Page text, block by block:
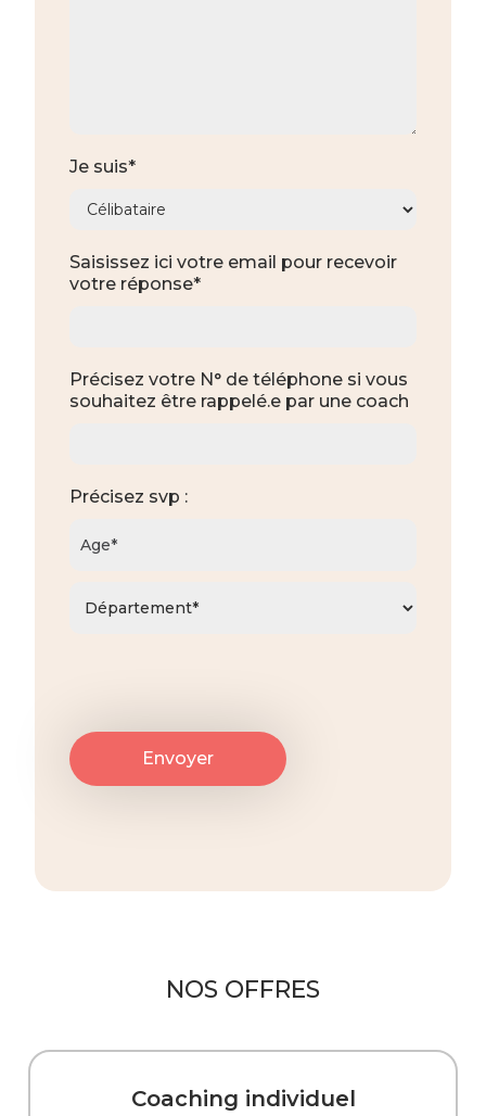
Je suis*
Saisissez ici votre email pour recevoir
votre réponse*
Précisez votre N° de téléphone si vous
souhaitez être rappelé.e par une coach
Précisez svp :
NOS OFFRES
Coaching individuel